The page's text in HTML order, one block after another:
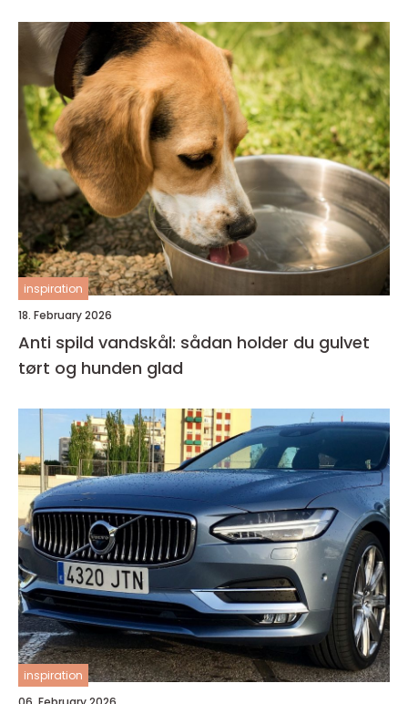
inspiration
18. February 2026
Anti spild vandskål: sådan holder du gulvet
tørt og hunden glad
inspiration